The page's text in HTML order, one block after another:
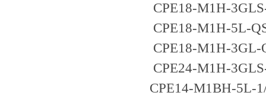
CPE18-M1H-
CPE18-M1H-5L-
CPE18-M1H-
CPE24-M1H-
CPE14-M1BH-5L-